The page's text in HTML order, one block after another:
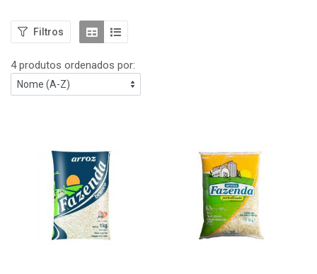
Filtros
4 produtos ordenados por: